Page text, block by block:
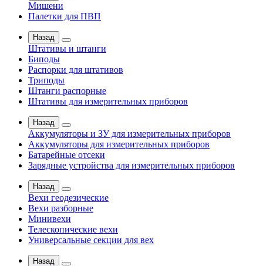
Мишени
Палетки для ПВП
Назад
Штативы и штанги
Биподы
Распорки для штативов
Триподы
Штанги распорные
Штативы для измерительных приборов
Назад
Аккумуляторы и ЗУ для измерительных приборов
Аккумуляторы для измерительных приборов
Батарейные отсеки
Зарядные устройства для измерительных приборов
Назад
Вехи геодезические
Вехи разборные
Минивехи
Телескопические вехи
Универсальные секции для вех
Назад